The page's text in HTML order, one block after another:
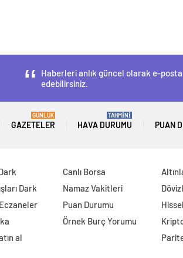
Haberleri anlık güncel olarak e-
edebilirsiniz.
GAZETELER
GÜNLÜK
HAVA DURUMU
TAHMİNİ
PUAN
Dark
al
Canlı Borsa
Namaz Vakitleri
Puan Durumu
Örnek Burç Yorumu